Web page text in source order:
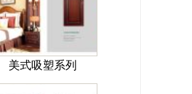
美式吸塑系列